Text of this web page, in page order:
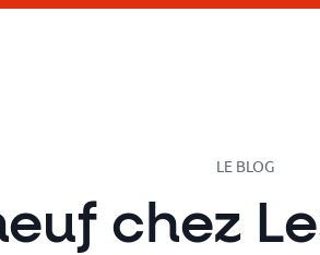
LE BLOG
chez